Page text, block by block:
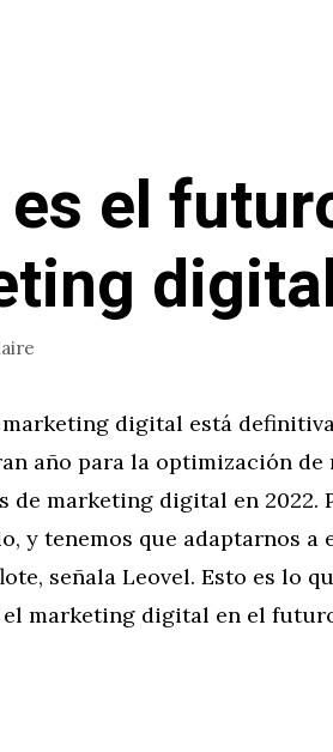
es el
digital está
año para la optimización de
de marketing digital en 2022.
y tenemos que adaptarnos a
señala Leovel. Esto es lo
el marketing digital en el